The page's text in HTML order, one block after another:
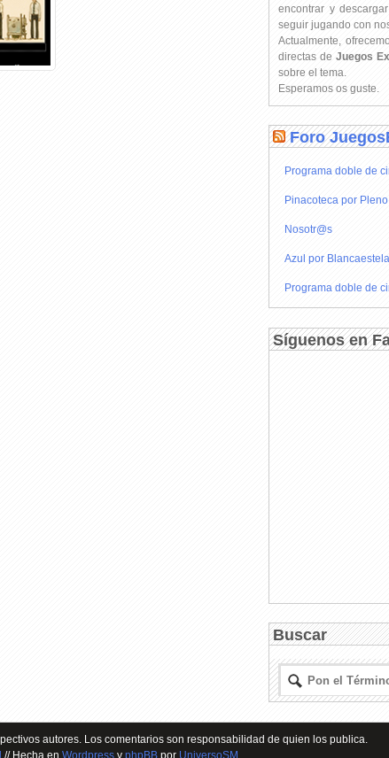
encontrar y
seguir jugando con
Actualmente,
directas de Juegos
sobre el tema.
Esperamos os guste.
Foro
Programa doble de
Pinacoteca por Pleno
Nosotr@s
Azul por Blancaestela
Programa doble de
Síguenos en
Buscar
autores. Los comentarios son responsabilidad de quien los publica.
// Hecha en Wordpress y phpBB por UniversoSM